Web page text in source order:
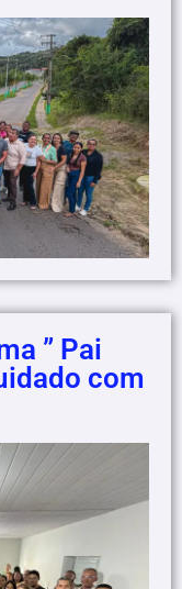
” Pai
com